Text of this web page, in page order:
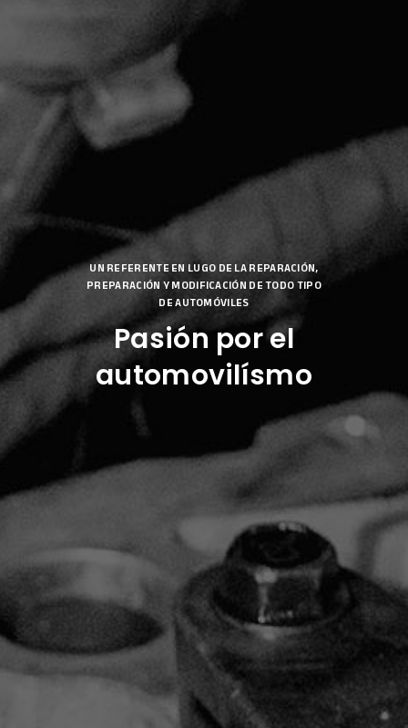
UN REFERENTE EN LUGO DE LA REPARACIÓN,
PREPARACIÓN Y MODIFICACIÓN DE TODO TIPO
DE AUTOMÓVILES
Pasión por el
automovilísmo